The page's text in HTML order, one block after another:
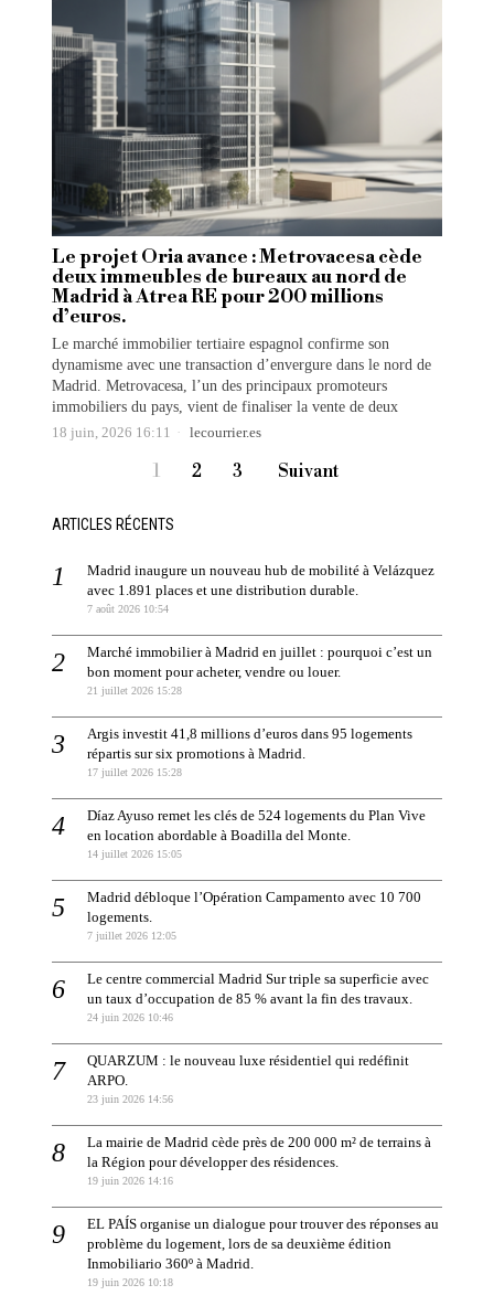
Le projet Oria avance : Metrovacesa cède
deux immeubles de bureaux au nord de
Madrid à Atrea RE pour 200 millions
d’euros.
Le marché immobilier tertiaire espagnol confirme son
dynamisme avec une transaction d’envergure dans le nord de
Madrid. Metrovacesa, l’un des principaux promoteurs
immobiliers du pays, vient de finaliser la vente de deux
18 juin, 2026 16:11 lecourrier.es
1 2 3 Suivant
ARTICLES RÉCENTS
Madrid inaugure un nouveau hub de mobilité à Velázquez
avec 1.891 places et une distribution durable.
7 août 2026 10:54
Marché immobilier à Madrid en juillet : pourquoi c’est un
bon moment pour acheter, vendre ou louer.
21 juillet 2026 15:28
Argis investit 41,8 millions d’euros dans 95 logements
répartis sur six promotions à Madrid.
17 juillet 2026 15:28
Díaz Ayuso remet les clés de 524 logements du Plan Vive
en location abordable à Boadilla del Monte.
14 juillet 2026 15:05
Madrid débloque l’Opération Campamento avec 10 700
logements.
7 juillet 2026 12:05
Le centre commercial Madrid Sur triple sa superficie avec
un taux d’occupation de 85 % avant la fin des travaux.
24 juin 2026 10:46
QUARZUM : le nouveau luxe résidentiel qui redéfinit
ARPO.
23 juin 2026 14:56
La mairie de Madrid cède près de 200 000 m² de terrains à
la Région pour développer des résidences.
19 juin 2026 14:16
EL PAÍS organise un dialogue pour trouver des réponses au
problème du logement, lors de sa deuxième édition
Inmobiliario 360º à Madrid.
19 juin 2026 10:18